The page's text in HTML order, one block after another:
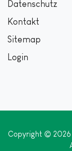
Datenschutz
Kontakt
Sitemap
Login
Copyright © 2026